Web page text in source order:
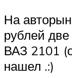
На
рублей
ВАЗ 2101
нашел .:)